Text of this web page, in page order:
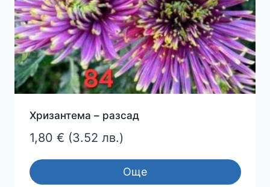
Хризантема – разсад
1,80 € (3.52 лв.)
Още